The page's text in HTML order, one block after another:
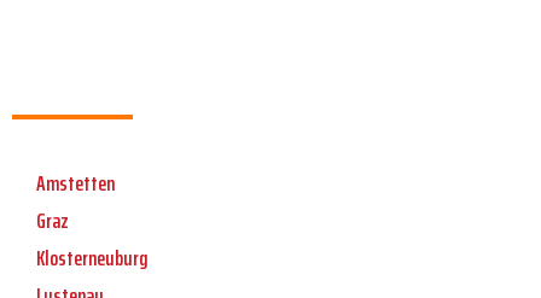
Amstetten
Graz
Klosterneuburg